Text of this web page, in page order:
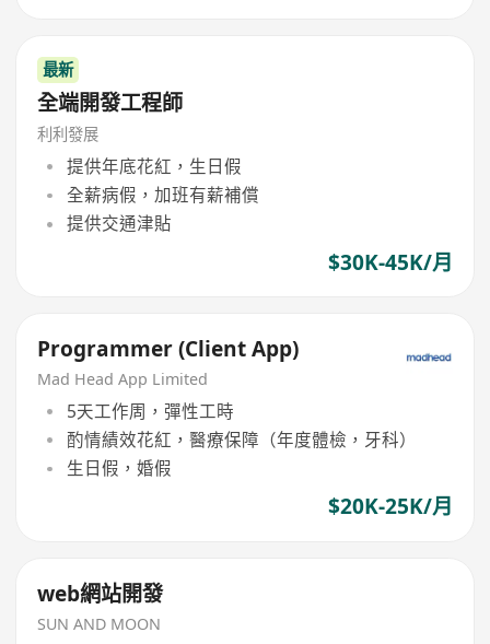
最新
全端開發工程師
利利發展
提供年底花紅，生日假
全薪病假，加班有薪補償
提供交通津貼
$30K-45K/月
Programmer (Client App)
Mad Head App Limited
5天工作周，彈性工時
酌情績效花紅，醫療保障（年度體檢，牙科）
生日假，婚假
$20K-25K/月
web網站開發
SUN AND MOON